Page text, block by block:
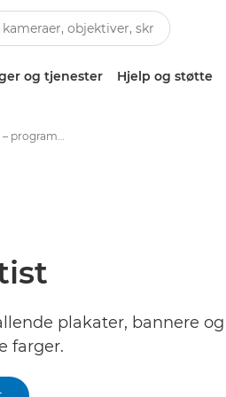
og tjenester Hjelp og støtte
Canon PosterArtist – programvare for bedrifter
plakater, bannere og
farger.